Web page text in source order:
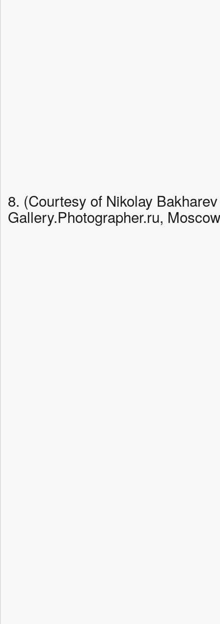
8. (Courtesy of Nikolay
Gallery.Photographer.ru,